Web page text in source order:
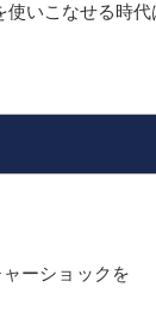
使いこなせる時代
ャーショックを